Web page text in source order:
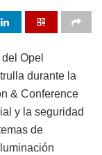
Opel
durante la
& Conference
y la seguridad
de